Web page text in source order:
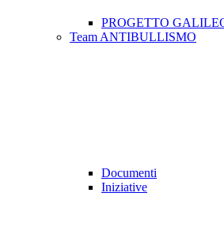
PROGETTO
Team ANTIBULLISMO
Documenti
Iniziative